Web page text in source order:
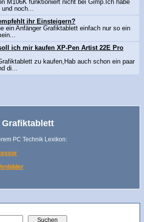
M106K funktioniert nicht bei Gimp.Ich habe
und noch...
ihr Einsteigern?
ein Anfänger Grafiktablett einfach nur so ein
ich mir kaufen XP-Pen Artist 22E Pro
zu kaufen,Hab auch schon ein paar
di...
PC Technik Lexikon: